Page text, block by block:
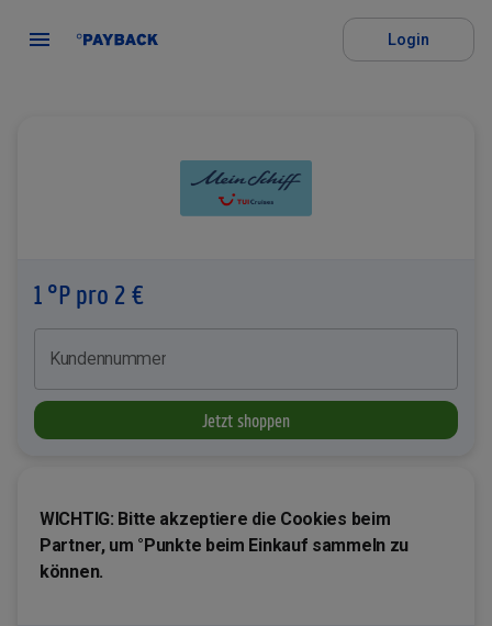
Login
WICHTIG: Bitte akzeptiere die Cookies beim
Partner, um °Punkte beim Einkauf sammeln zu
können.
1 °P pro 2 €
Kundennummer
Jetzt shoppen